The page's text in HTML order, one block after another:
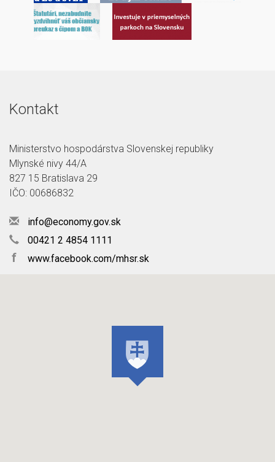
Kontakt
Ministerstvo hospodárstva Slovenskej republiky
Mlynské nivy 44/A
827 15 Bratislava 29
IČO: 00686832
info@economy.gov.sk
00421 2 4854 1111
f www.facebook.com/mhsr.sk